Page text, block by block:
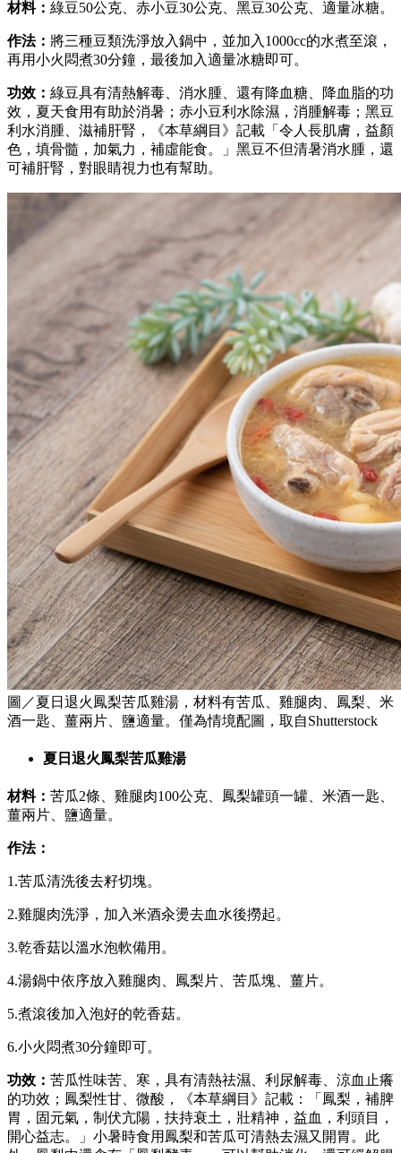
材料： 綠豆50公克 、赤小豆30公克 、黑豆30公克 、適量冰糖。
作法： 將三種豆類洗淨放入鍋中，並加入1000cc的水煮至滾，
再用小火悶煮30分鐘，最後加入適量冰糖即可。
功效： 綠豆具有清熱解毒、消水腫、還有降血糖、降血脂的功
效，夏天食用有助於消暑；赤小豆利水除濕，消腫解毒；黑豆
利水消腫、滋補肝腎，《本草綱目》記載「令人長肌膚，益顏
色，填骨髓，加氣力，補虛能食。」黑豆不但清暑消水腫，還
可補肝腎，對眼睛視力也有幫助。
圖／夏日退火鳳梨苦瓜雞湯，材料有苦瓜、雞腿肉、鳳梨、米
酒一匙、薑兩片、鹽適量。僅為情境配圖，取自Shutterstock
夏日退火鳳梨苦瓜雞湯
材料： 苦瓜2條、雞腿肉100公克 、鳳梨罐頭一罐、米酒一匙、
薑兩片、鹽適量。
作法：
1.苦瓜清洗後去籽切塊。
2.雞腿肉洗淨，加入米酒汆燙去血水後撈起。
3.乾香菇以溫水泡軟備用 。
4.湯鍋中依序放入雞腿肉、鳳梨片、苦瓜塊、薑片。
5.煮滾後加入泡好的乾香菇。
6.小火悶煮30分鐘即可。
功效： 苦瓜性味苦、寒，具有清熱祛濕、利尿解毒、涼血止癢
的功效；鳳梨性甘、微酸，《本草綱目》記載：「鳳梨，補脾
胃，固元氣，制伏亢陽，扶持衰土，壯精神，益血，利頭目，
開心益志。」小暑時食用鳳梨和苦瓜可清熱去濕又開胃。此